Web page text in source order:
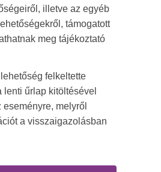
illetve az egyéb
támogatott
meg tájékoztató
felkeltette
lenti űrlap kitöltésével
melyről
a visszaigazolásban